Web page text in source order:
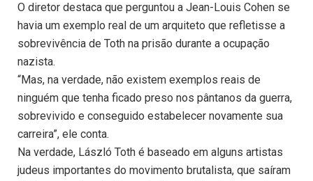
O diretor destaca que perguntou a Jean-Louis Cohen se
havia um exemplo real de um arquiteto que refletisse a
sobrevivência de Toth na prisão durante a ocupação
nazista.
“Mas, na verdade, não existem exemplos reais de
ninguém que tenha ficado preso nos pântanos da guerra,
sobrevivido e conseguido estabelecer novamente sua
carreira”, ele conta.
Na verdade, László Toth é baseado em alguns artistas
judeus importantes do movimento brutalista, que saíram